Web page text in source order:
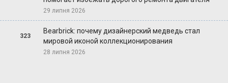
29 липня 2026
323
Bearbrick: почему дизайнерский медведь стал
мировой иконой коллекционирования
28 липня 2026